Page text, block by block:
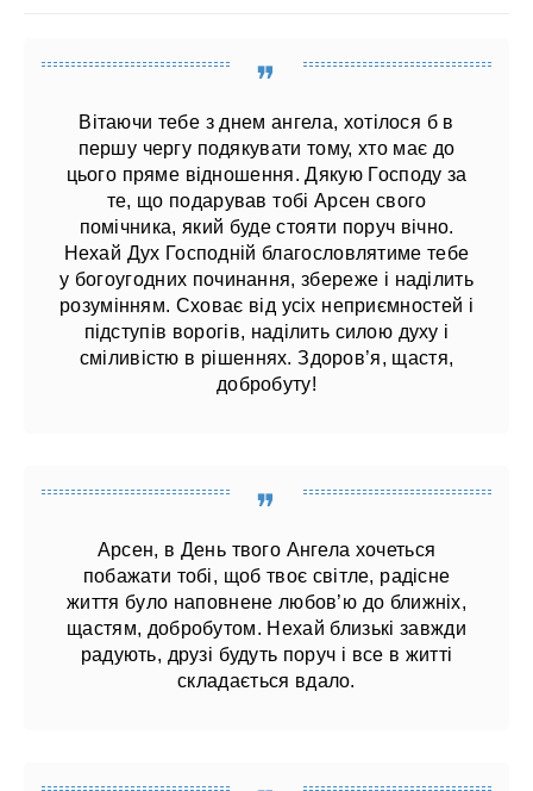
Вітаючи тебе з днем ​​ангела, хотілося б в
першу чергу подякувати тому, хто має до
цього пряме відношення. Дякую Господу за
те, що подарував тобі Арсен свого
помічника, який буде стояти поруч вічно.
Нехай Дух Господній благословлятиме тебе
у богоугодних починання, збереже і наділить
розумінням. Сховає від усіх неприємностей і
підступів ворогів, наділить силою духу і
сміливістю в рішеннях. Здоров’я, щастя,
добробуту!
Арсен, в День твого Ангела хочеться
побажати тобі, щоб твоє світле, радісне
життя було наповнене любов’ю до ближніх,
щастям, добробутом. Нехай близькі завжди
радують, друзі будуть поруч і все в житті
складається вдало.